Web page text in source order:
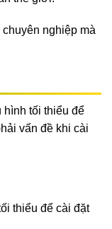
nghiệp mà
hình tối thiểu để
vấn đề khi cài
thiểu để cài đặt